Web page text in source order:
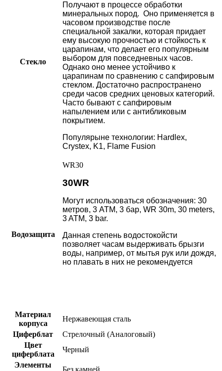
Стекло
Получают в процессе обработки
минеральных пород. Оно применяется в
часовом производстве после
специальной закалки, которая придает
ему высокую прочностью и стойкость к
царапинам, что делает его популярным
выбором для повседневных часов.
Однако оно менее устойчиво к
царапинам по сравнению с сапфировым
стеклом. Достаточно распространено
среди часов средних ценовых категорий.
Часто бывают с сапфировым
напылением или с антибликовым
покрытием.
Популярыне технологии: Hardlex,
Crystex, K1, Flame Fusion
Водозащита
WR30
30WR
Могут использоваться обозначения: 30
метров, 3 АТМ, 3 бар, WR 30m, 30 meters,
3 ATM, 3 bar.
Данная степень водостокойсти
позволяет часам выдерживать брызги
воды, например, от мытья рук или дождя,
но плавать в них не рекомендуется
Материал
корпуса
Нержавеющая сталь
Циферблат
Стрелочный (Аналоговый)
Цвет
циферблата
Черный
Элементы
Без камней